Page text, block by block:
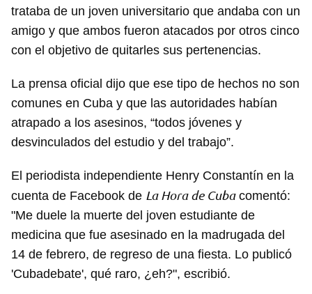
trataba de un joven universitario que andaba con un
amigo y que ambos fueron atacados por otros cinco
con el objetivo de quitarles sus pertenencias.
La prensa oficial dijo que ese tipo de hechos no son
comunes en Cuba y que las autoridades habían
atrapado a los asesinos, “todos jóvenes y
desvinculados del estudio y del trabajo”.
El periodista independiente Henry Constantín en la
cuenta de Facebook de La Hora de Cubacomentó:
"Me duele la muerte del joven estudiante de
medicina que fue asesinado en la madrugada del
14 de febrero, de regreso de una fiesta. Lo publicó
'Cubadebate', qué raro, ¿eh?", escribió.